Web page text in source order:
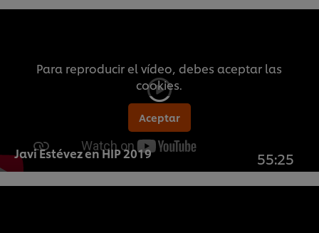
Para reproducir el vídeo, debes aceptar las
cookies.
Aceptar
Javi Estévez en HIP 2019 55:25